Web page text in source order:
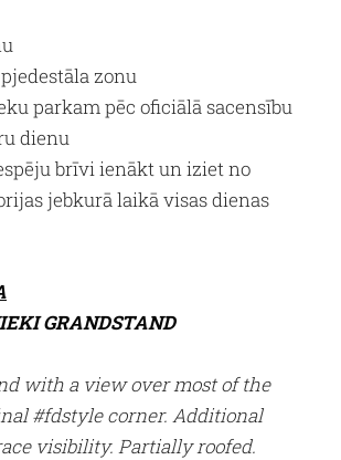
zonu
parkam pēc oficiālā sacensību
dienu
brīvi ienākt un iziet no
jebkurā laikā visas dienas
GRANDSTAND
with a view over most of the
#fdstyle corner. Additional
visibility. Partially roofed.